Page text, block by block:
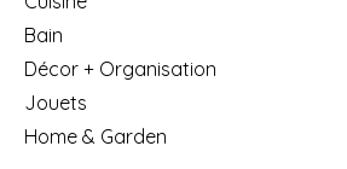
Bain
Décor + Organisation
Jouets
Home & Garden